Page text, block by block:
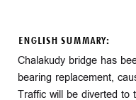
ENGLISH SUMMARY:
Chalakudy bridge has
bearing replacement,
Traffic will be diverted to